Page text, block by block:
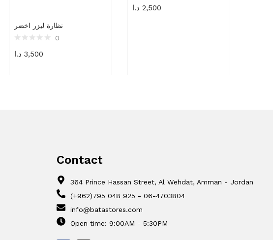
نظارة ليزر اخضر
0
3,500 د.ا
2,500 د.ا
Contact
364 Prince Hassan Street, Al Wehdat, Amman - Jordan
(+962)795 048 925 - 06-4703804
info@batastores.com
Open time: 9:00AM - 5:30PM